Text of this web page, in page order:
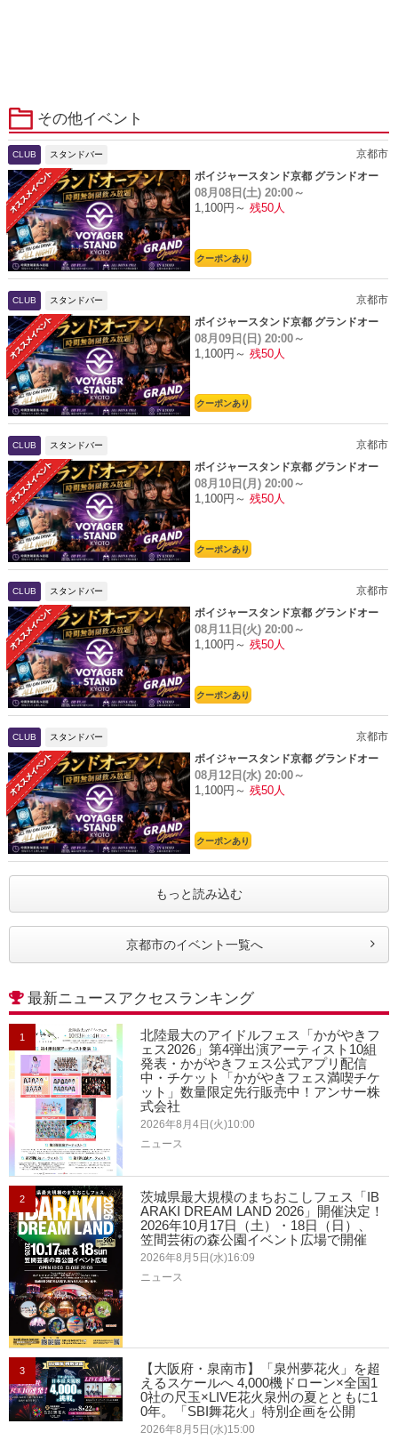
その他イベント
CLUB スタンドバー
京都市
ボイジャースタンド京都 グランドオー
プン
08月08日(土) 20:00～
1,100円～ 残50人
クーポンあり
CLUB スタンドバー
京都市
ボイジャースタンド京都 グランドオー
プン
08月09日(日) 20:00～
1,100円～ 残50人
クーポンあり
CLUB スタンドバー
京都市
ボイジャースタンド京都 グランドオー
プン
08月10日(月) 20:00～
1,100円～ 残50人
クーポンあり
CLUB スタンドバー
京都市
ボイジャースタンド京都 グランドオー
プン
08月11日(火) 20:00～
1,100円～ 残50人
クーポンあり
CLUB スタンドバー
京都市
ボイジャースタンド京都 グランドオー
プン
08月12日(水) 20:00～
1,100円～ 残50人
クーポンあり
もっと読み込む
京都市のイベント一覧へ
最新ニュースアクセスランキング
1
北陸最大のアイドルフェス「かがやきフ
ェス2026」第4弾出演アーティスト10組
発表・かがやきフェス公式アプリ配信
中・チケット「かがやきフェス満喫チケ
ット」数量限定先行販売中！アンサー株
式会社
2026年8月4日(火)10:00
ニュース
2
茨城県最大規模のまちおこしフェス「IB
ARAKI DREAM LAND 2026」開催決定！
2026年10月17日（土）・18日（日）、
笠間芸術の森公園イベント広場で開催
2026年8月5日(水)16:09
ニュース
3
【大阪府・泉南市】「泉州夢花火」を超
えるスケールへ 4,000機ドローン×全国1
0社の尺玉×LIVE花火泉州の夏とともに1
0年。「SBI舞花火」特別企画を公開
2026年8月5日(水)15:00